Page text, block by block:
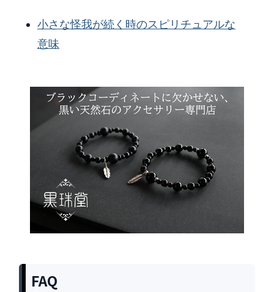
小さな怪我が続く時のスピリチュアルな
意味
FAQ